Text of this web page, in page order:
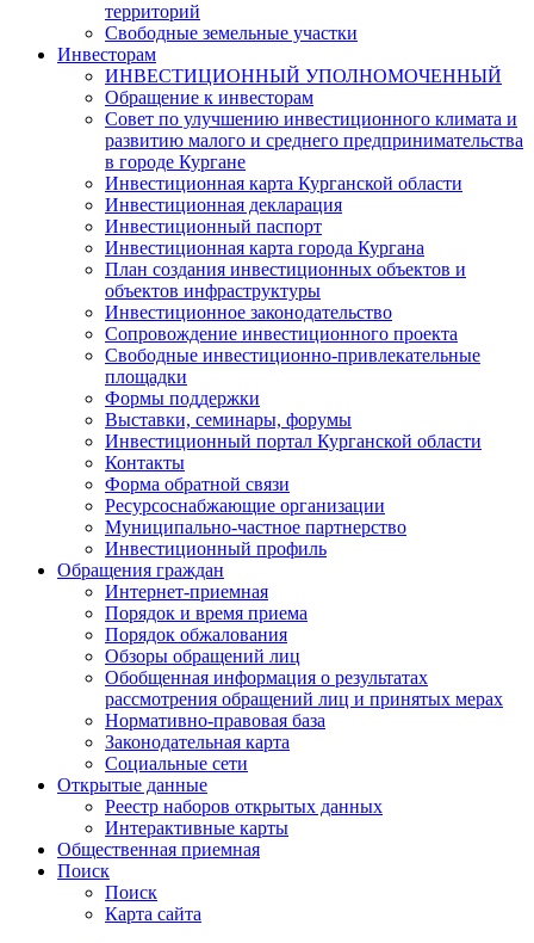
территорий
Свободные земельные участки
Инвесторам
ИНВЕСТИЦИОННЫЙ УПОЛНОМОЧЕННЫЙ
Обращение к инвесторам
Совет по улучшению инвестиционного климата и
развитию малого и среднего предпринимательства
в городе Кургане
Инвестиционная карта Курганской области
Инвестиционная декларация
Инвестиционный паспорт
Инвестиционная карта города Кургана
План создания инвестиционных объектов и
объектов инфраструктуры
Инвестиционное законодательство
Сопровождение инвестиционного проекта
Свободные инвестиционно-привлекательные
площадки
Формы поддержки
Выставки, семинары, форумы
Инвестиционный портал Курганской области
Контакты
Форма обратной связи
Ресурсоснабжающие организации
Муниципально-частное партнерство
Инвестиционный профиль
Обращения граждан
Интернет-приемная
Порядок и время приема
Порядок обжалования
Обзоры обращений лиц
Обобщенная информация о результатах
рассмотрения обращений лиц и принятых мерах
Нормативно-правовая база
Законодательная карта
Социальные сети
Открытые данные
Реестр наборов открытых данных
Интерактивные карты
Общественная приемная
Поиск
Поиск
Карта сайта